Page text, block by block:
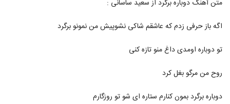
337
آهنگ پدرام پالیز بنام باران
متن آهنگ دوباره برگرد از سعید ساسانی :
اگه باز حرفی زدم که عاشقم شاکی نشوپیش من نمونو برگرد
تو دوباره اومدی داغ منو تازه کنی
روح من مرگو بغل کرد
دوباره برگرد بمون کنارم ستاره ای شو تو روزگارم